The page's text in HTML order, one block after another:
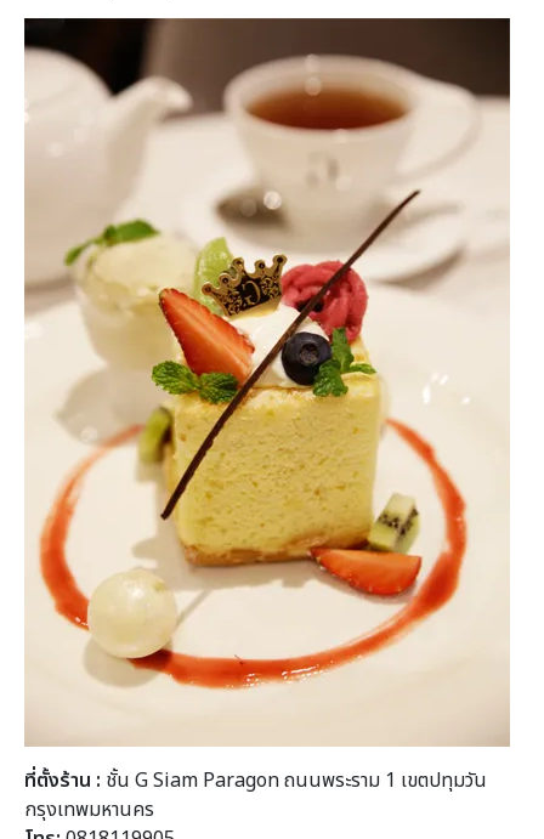
ที่ตั้งร้าน : ชั้น G Siam Paragon ถนนพระราม 1 เขตปทุมวัน
กรุงเทพมหานคร